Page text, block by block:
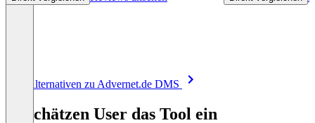
Alle Alternativen zu Advernet.de DMS
So schätzen User das Tool ein